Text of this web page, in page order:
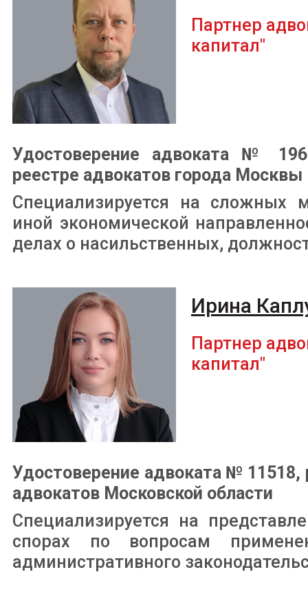
Партнер
капитал"
Удостоверение адвоката №
реестре адвокатов города Москвы
Специализируется на сложных
иной экономической
делах о насильственных,
Ирина
Партнер
капитал"
Удостоверение адвоката № 11518,
адвокатов Московской области
Специализируется на
спорах по вопросам
административного